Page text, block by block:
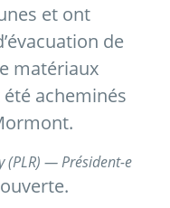
et ont
de
matériaux
acheminés
(PLR) — Président-e